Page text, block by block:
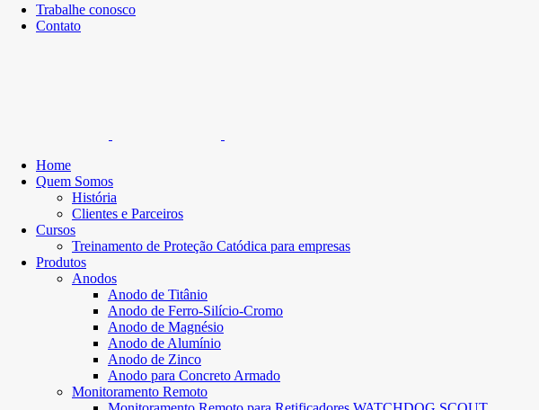
Trabalhe conosco
Contato
Home
Quem Somos
História
Clientes e Parceiros
Cursos
Treinamento de Proteção Catódica para empresas
Produtos
Anodos
Anodo de Titânio
Anodo de Ferro-Silício-Cromo
Anodo de Magnésio
Anodo de Alumínio
Anodo de Zinco
Anodo para Concreto Armado
Monitoramento Remoto